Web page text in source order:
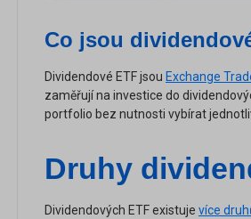
Co jsou
Dividendové ETF jsou Exchange
zaměřují na investice do
portfolio bez nutnosti vybírat
Druhy
Dividendových ETF existuje více